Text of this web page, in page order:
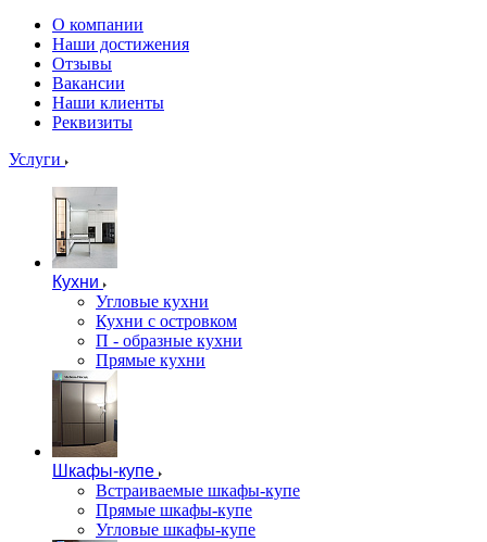
О компании
Наши достижения
Отзывы
Вакансии
Наши клиенты
Реквизиты
Услуги
Кухни
Угловые кухни
Кухни с островком
П - образные кухни
Прямые кухни
Шкафы-купе
Встраиваемые шкафы-купе
Прямые шкафы-купе
Угловые шкафы-купе